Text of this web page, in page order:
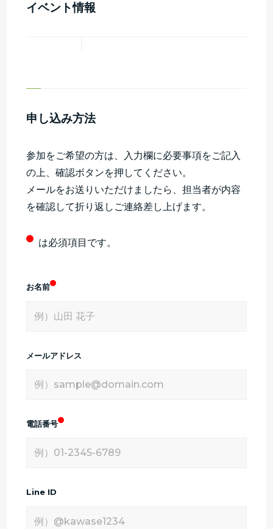
イベント情報
申し込み方法
参加をご希望の方は、入力欄に必要事項をご記入
の上、確認ボタンを押してください。
メールをお送りいただけましたら、担当者が内容
を確認して折り返しご連絡差し上げます。
は必須項目です。
お名前
メールアドレス
電話番号
Line ID